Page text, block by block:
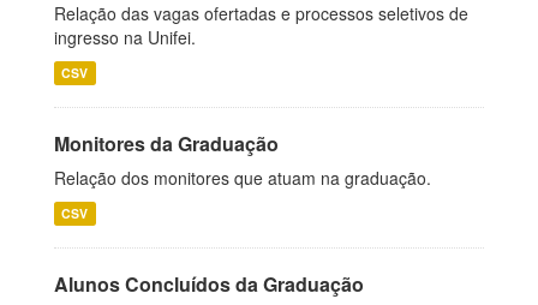
Relação das vagas ofertadas e processos seletivos de
ingresso na Unifei.
CSV
Monitores da Graduação
Relação dos monitores que atuam na graduação.
CSV
Alunos Concluídos da Graduação